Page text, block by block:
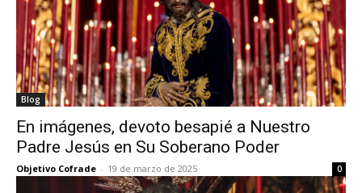
Blog
En imágenes, devoto besapié a Nuestro
Padre Jesús en Su Soberano Poder
Objetivo Cofrade - 19 de marzo de 2025 0